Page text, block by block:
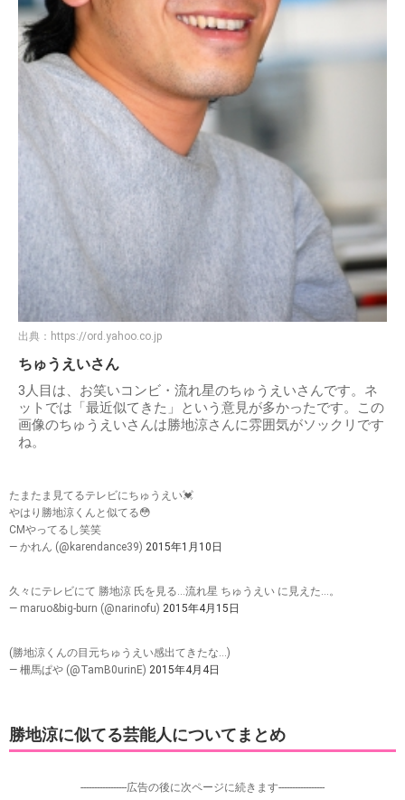
出典： https://ord.yahoo.co.jp
ちゅうえいさん
3人目は、お笑いコンビ・流れ星のちゅうえいさんです。ネ
ットでは「最近似てきた」という意見が多かったです。この
画像のちゅうえいさんは勝地涼さんに雰囲気がソックリです
ね。
たまたま見てるテレビにちゅうえい💓
やはり勝地涼くんと似てる😳
CMやってるし笑笑
— かれん (@karendance39) 2015年1月10日
久々にテレビにて 勝地涼 氏を見る…流れ星 ちゅうえい に見えた…。
— maruo&big-burn (@narinofu) 2015年4月15日
(勝地涼くんの目元ちゅうえい感出てきたな…)
— 柵馬ぱや (@TamB0urinE) 2015年4月4日
勝地涼に似てる芸能人についてまとめ
-----------------広告の後に次ページに続きます-----------------